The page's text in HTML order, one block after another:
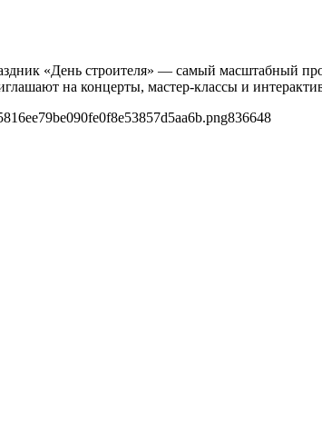
«День строителя» — самый масштабный
на концерты, мастер-классы и
836648